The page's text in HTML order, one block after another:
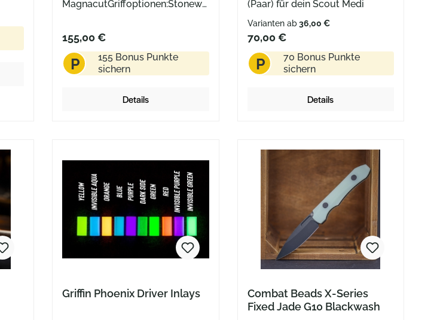
MagnacutGriffoptionen:Stonewa
TitaniumBlack MicartaNatural
MicartaOlive Micartainklusive
Kydex-Scheide und Kugelkette
155,00 €
P
155 Bonus Punkte
sichern
Details
(Paar) für dein Scout Medi
Varianten ab36,00 €
70,00 €
P
70 Bonus Punkte
sichern
Details
Griffin Phoenix Driver Inlays
Combat Beads X-Series
Fixed Jade G10 Blackwash